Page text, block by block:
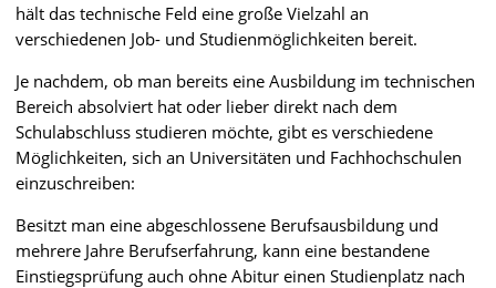
hält das technische Feld eine große Vielzahl an
verschiedenen Job- und Studienmöglichkeiten bereit.
Je nachdem, ob man bereits eine Ausbildung im technischen
Bereich absolviert hat oder lieber direkt nach dem
Schulabschluss studieren möchte, gibt es verschiedene
Möglichkeiten, sich an Universitäten und Fachhochschulen
einzuschreiben:
Besitzt man eine abgeschlossene Berufsausbildung und
mehrere Jahre Berufserfahrung, kann eine bestandene
Einstiegsprüfung auch ohne Abitur einen Studienplatz nach